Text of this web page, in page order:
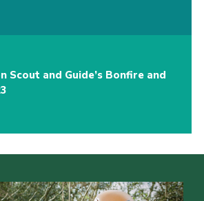
Scout and Guide’s Bonfire and